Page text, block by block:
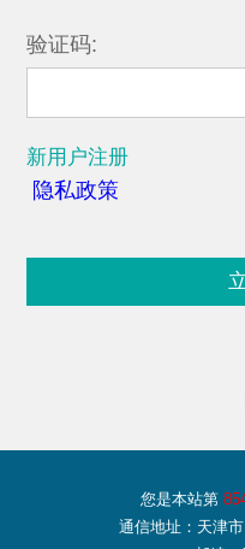
验证码:
新用户注册
隐私政策
您是本站第
通信地址：天津